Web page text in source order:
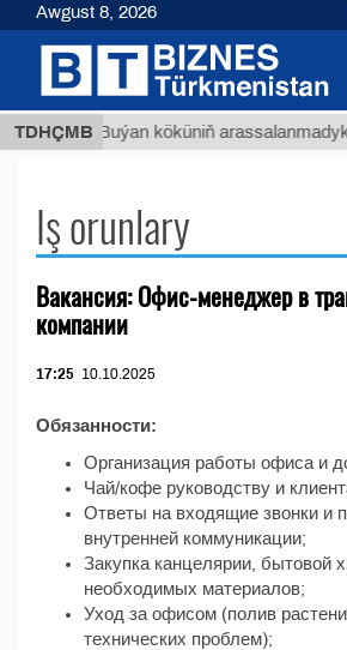
TDHÇMBBuýan köküniň arassalanmadyk
Iş orunlary
Вакансия: Офис-менеджер в
компании
17:25 10.10.2025
Обязанности:
Организация работы офиса и
Чай/кофе руководству и
Ответы на входящие звонки и
внутренней коммуникации;
Закупка канцелярии, бытовой
необходимых материалов;
Уход за офисом (полив
технических проблем);
Awgust 8, 2026